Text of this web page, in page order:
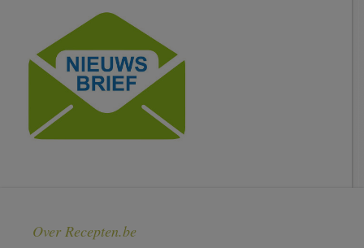
Over Recepten.be